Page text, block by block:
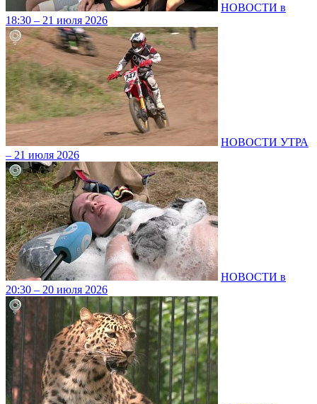
НОВОСТИ в
18:30 – 21 июля 2026
НОВОСТИ УТРА
– 21 июля 2026
НОВОСТИ в
20:30 – 20 июля 2026